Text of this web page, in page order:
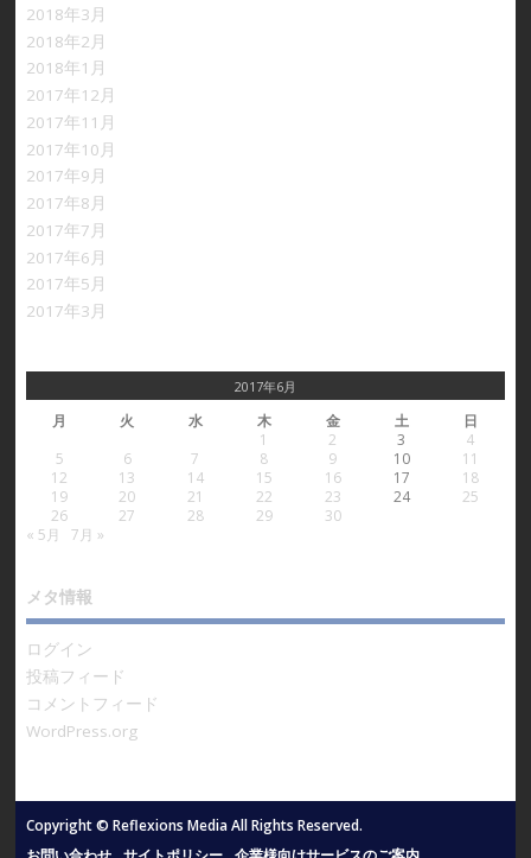
2018年3月
2018年2月
2018年1月
2017年12月
2017年11月
2017年10月
2017年9月
2017年8月
2017年7月
2017年6月
2017年5月
2017年3月
2017年6月
月 火 水 木 金 土
日
1
2 3
4
5
6 7 8 9 10
11
12
13 14 15 16 17
18
19
20 21 22 23 24
25
26
27 28 29
30
« 5月
7月 »
メタ情報
ログイン
投稿フィード
コメントフィード
WordPress.org
Copyright © Reflexions Media All Rights Reserved.